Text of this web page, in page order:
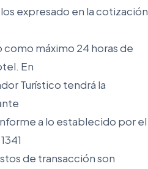
expresado en la cotización
máximo 24 horas de
En
Turístico tendrá la
a lo establecido por el
de transacción son